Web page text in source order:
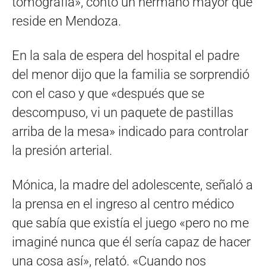
reside en Mendoza.
En la sala de espera del hospital el padre
del menor dijo que la familia se sorprendió
con el caso y que «después que se
descompuso, vi un paquete de pastillas
arriba de la mesa» indicado para controlar
la presión arterial.
Mónica, la madre del adolescente, señaló a
la prensa en el ingreso al centro médico
que sabía que existía el juego «pero no me
imaginé nunca que él sería capaz de hacer
una cosa así», relató. «Cuando nos